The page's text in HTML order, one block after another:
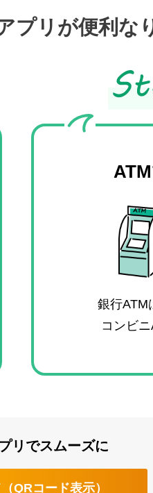
プリが便利な
銀行ATM
コンビ
リでスムーズに
（QRコード表示）